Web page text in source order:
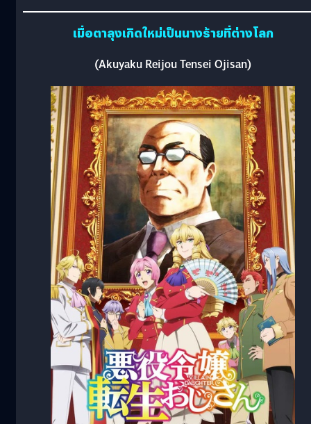
เมื่อตาลุงเกิดใหม่เป็นนางร้ายที่ต่างโลก
(Akuyaku Reijou Tensei Ojisan)